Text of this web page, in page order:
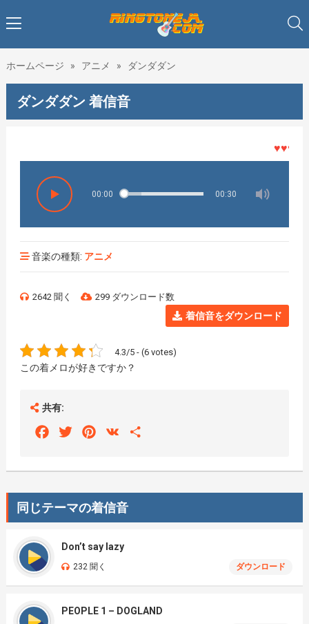
ホームページ » アニメ » ダンダダン
ダンダダン 着信音
♥♥♥着メ
00:00 00:30
音楽の種類: アニメ
2642 聞く 299 ダウンロード数
着信音をダウンロード
4.3/5 - (6 votes)
この着メロが好きですか？
共有:
FacebookTwitterPinterest
VK
同じテーマの着信音
Don’t say lazy
232 聞く ダウンロード
PEOPLE 1 – DOGLAND